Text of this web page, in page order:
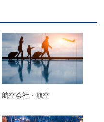
航空会社・航空